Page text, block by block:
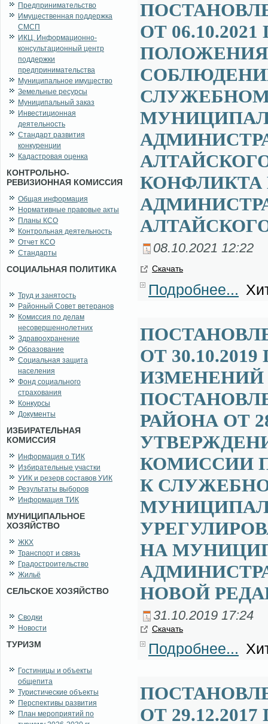
Предпринимательство
Имущественная поддержка
СМСП
ИКЦ. Информационно-
консультационный центр
поддержки
предпринимательства
Муниципальное имущество
Земельные ресурсы
Муниципальный заказ
Инвестиционная
деятельность
Стандарт развития
конкуренции
Кадастровая оценка
КОНТРОЛЬНО-
РЕВИЗИОННАЯ КОМИССИЯ
Общая информация
Нормативные правовые акты
Планы КСО
Контрольная деятельность
Отчет КСО
Стандарты
СОЦИАЛЬНАЯ ПОЛИТИКА
Труд и занятость
Районный Совет ветеранов
Комиссия по делам
несовершеннолетних
Здравоохранение
Образование
Социальная защита
населения
Фонд социального
страхования
Конкурсы
Документы
ИЗБИРАТЕЛЬНАЯ
КОМИССИЯ
Информация о ТИК
Избирательные участки
УИК и резерв составов УИК
Результаты выборов
Информация ТИК
МУНИЦИПАЛЬНОЕ
ХОЗЯЙСТВО
ЖКХ
Транспорт и связь
Градостроительство
Жильё
СЕЛЬСКОЕ ХОЗЯЙСТВО
Сводки
Новости
ТУРИЗМ
Гостиницы и объекты
общепита
Туристические объекты
Перспективы развития
План мероприятий по
ОТ
КОНФЛИКТА
08.10.2021 12:22
Ска­чать
Подробнее...
ОТ
ИЗМЕНЕНИЙ
РАЙОНА ОТ
КОМИССИИ
К
НА
НОВОЙ
31.10.2019 17:24
Ска­чать
Подробнее...
ОТ